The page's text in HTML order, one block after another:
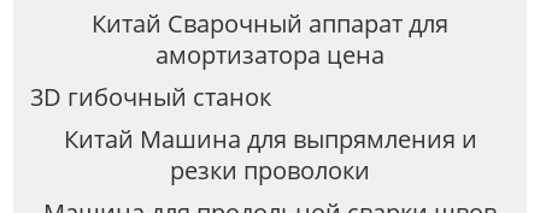
Китай Сварочный аппарат для
амортизатора цена
3D гибочный станок
Китай Машина для выпрямления и
резки проволоки